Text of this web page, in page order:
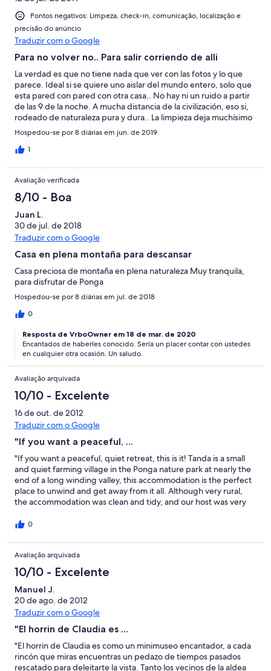
Pontos negativos: Limpeza, check-in, comunicação, localização e
precisão do anúncio
Traduzir com o Google
Para no volver no.. Para salir corriendo de alli
La verdad es que no tiene nada que ver con las fotos y lo que
parece. Ideal si se quiere uno aislar del mundo entero, solo que
esta pared con pared con otra casa.. No hay ni un ruido a partir
de las 9 de la noche. A mucha distancia de la civilización, eso si,
rodeado de naturaleza pura y dura.. La limpieza deja muchísimo
que desear. Al entrar el olor era penetrante, los mantelillos de
plástico individuales estaban llenos de manchas de comida
anterior, te pegabas en todo, y digo todo, lo que tocabas,
siguiente perdiendo el alquiler pero ganando en felicidad en
nuestras vacaciones. La primera vez que me encuentro en una
situación como esta.. Menos mal que rápidamente encontramos
otro alojamiento
Hospedou-se por 8 diárias em jun. de 2019
1
Avaliação verificada
8/10 - Boa
Juan L.
30 de jul. de 2018
Traduzir com o Google
Casa en plena montaña para descansar
Casa preciosa de montaña en plena naturaleza Muy tranquila,
para disfrutar de Ponga
Hospedou-se por 8 diárias em jul. de 2018
0
Resposta de VrboOwner em 18 de mar. de 2020
Encantados de haberles conocido. Sería un placer contar con ustedes
en cualquier otra ocasión. Un saludo.
Avaliação arquivada
10/10 - Excelente
16 de out. de 2012
Traduzir com o Google
"If you want a peaceful, ...
"If you want a peaceful, quiet retreat, this is it! Tanda is a small
and quiet farming village in the Ponga nature park at nearly the
end of a long winding valley, this accommodation is the perfect
place to unwind and get away from it all. Although very rural,
the accommodation was clean and tidy, and our host was very
Considering how remote it felt, it still only takes half an hour or
Picos National Park just a little further. If you enjoy this relaxing
type of location, you don''t worry if it takes a short while to get
anywhere!"
0
Avaliação arquivada
10/10 - Excelente
Manuel J.
20 de ago. de 2012
Traduzir com o Google
"El horrin de Claudia es ...
"El horrin de Claudia es como un minimuseo encantador, a cada
rincón que miras encuentras un pedazo de tiempos pasados
rescatado para deleitarte la vista. Tanto los vecinos de la aldea